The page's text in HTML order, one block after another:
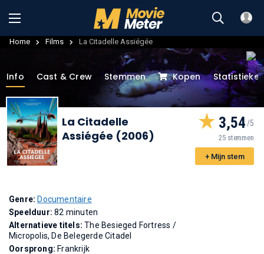
Home Films La Citadelle Assiégée
Info Cast & Crew Stemmen Kopen
La Citadelle
Assiégée (2006)
3,54
25 stemmen
+ Mijn stem
Genre: Documentaire
Speelduur:82 minuten
Alternatieve titels:The Besieged Fortress /
Micropolis, De Belegerde Citadel
Oorsprong: Frankrijk